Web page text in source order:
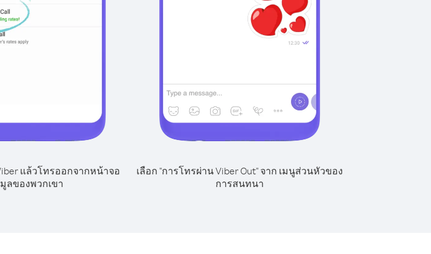
แล้วโทรออกจากหน้าจอ
ลของพวกเขา
เลือก "การโทรผ่าน Viber Out" จาก เมนูส่วนหัวของ
การสนทนา